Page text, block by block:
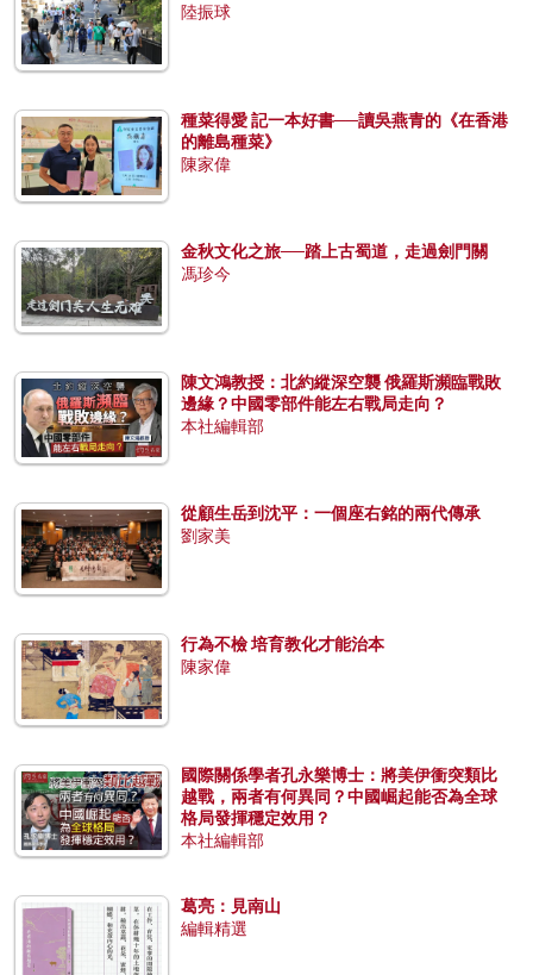
陸振球
種菜得愛 記一本好書──讀吳燕青的《在香港
的離島種菜》
陳家偉
金秋文化之旅──踏上古蜀道，走過劍門關
馮珍今
陳文鴻教授：北約縱深空襲 俄羅斯瀕臨戰敗
邊緣？中國零部件能左右戰局走向？
本社編輯部
從顧生岳到沈平：一個座右銘的兩代傳承
劉家美
行為不檢 培育教化才能治本
陳家偉
國際關係學者孔永樂博士：將美伊衝突類比
越戰，兩者有何異同？中國崛起能否為全球
格局發揮穩定效用？
本社編輯部
葛亮：見南山
編輯精選